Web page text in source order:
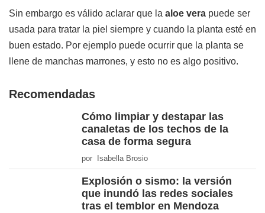
Sin embargo es válido aclarar que la aloe vera puede ser
usada para tratar la piel siempre y cuando la planta esté en
buen estado. Por ejemplo puede ocurrir que la planta se
llene de manchas marrones, y esto no es algo positivo.
Recomendadas
Cómo limpiar y destapar las
canaletas de los techos de la
casa de forma segura
por Isabella Brosio
Explosión o sismo: la versión
que inundó las redes sociales
tras el temblor en Mendoza